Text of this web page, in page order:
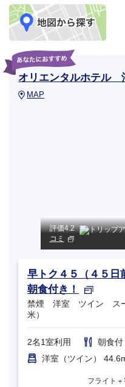
オリエンタルホテル
MAP
評価4.2
コミ
早トク４５（４５日
朝食付き！
禁煙 洋室 ツイン スー
米）
2名1室利用
朝食付
洋室（ツイン）
フライト